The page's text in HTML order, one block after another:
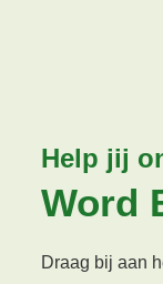
Help jij
Word
Draag bij aan